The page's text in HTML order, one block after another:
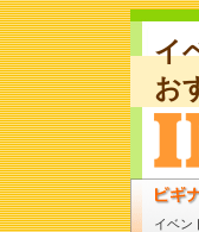
イ
お
イベン